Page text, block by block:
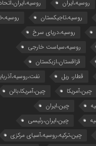
روسیه،ایران
روسیه،ایران،اتحاد
روسیه،تاجیکستان
روسیه،دریای سرخ
روسیه،سیاست خارجی
قزاقستان،ازبکستان
قطار، ریل
چین،آمریکا
چین،آمریکا،بالن
چین،ایران
چین،ایران،رئیسی
چین،ترکیه،روسیه،آسیای مرکزی